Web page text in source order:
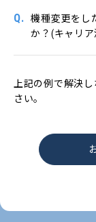
Q.
機種変更をし
か？(キャリ
上記の例で解決
さい。